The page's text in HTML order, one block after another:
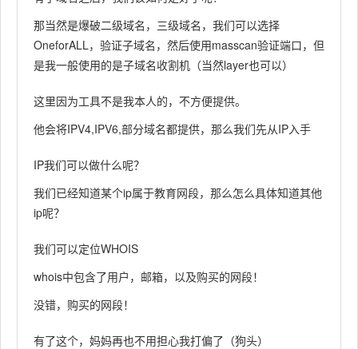
那当然是爆破二级域名，三级域名，我们可以选择
OneforALL，验证子域名，然后使用masscan验证端口，但
是我一般使用的是子域名收割机（当然layer也可以）
这里因为工具不是我本人的，不方便提供。
他会将IPV4,IPV6,部分域名都提供，那么我们先从IP入手
IP我们可以做什么呢？
我们已经知道某个ip属于教育网段，那么怎么具体知道其他
ip呢？
我们可以定位WHOIS
whois中包含了用户，邮箱，以及购买的网段！
没错，购买的网段！
有了这个，妈妈再也不用担心我打偏了（狗头）